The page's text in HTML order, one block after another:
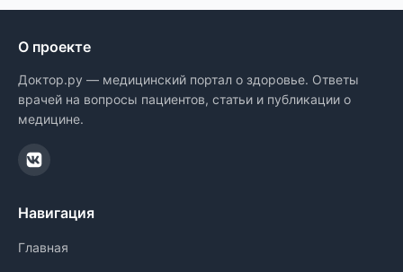
О проекте
Доктор.ру — медицинский портал о здоровье. Ответы
врачей на вопросы пациентов, статьи и публикации о
медицине.
Навигация
Главная